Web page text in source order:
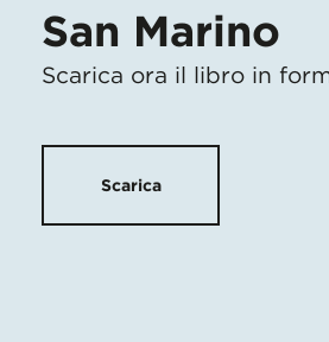
San Marino
Scarica ora il libro in
Scarica